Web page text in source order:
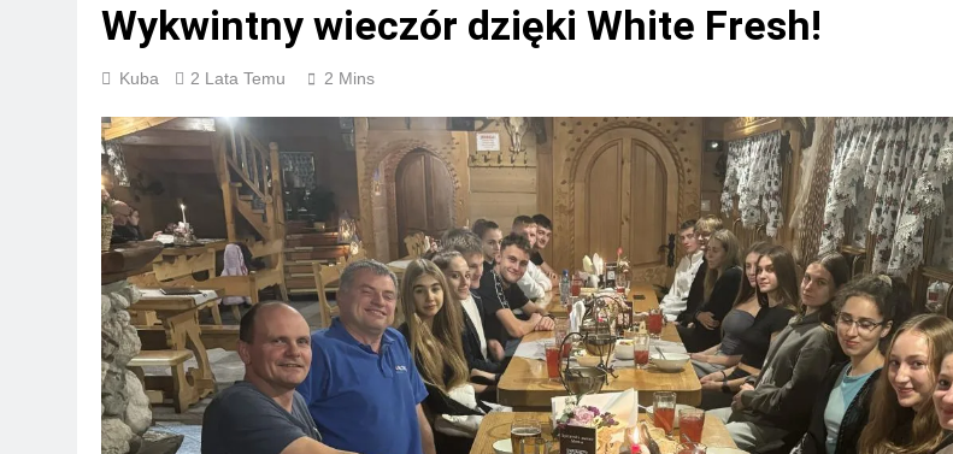
Wykwintny wieczór dzięki White Fresh!
Kuba 2 Lata Temu 2 Mins